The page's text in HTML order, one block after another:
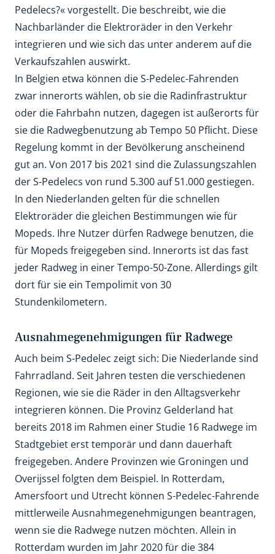
Pedelecs?« vorgestellt. Die beschreibt, wie die
Nachbarländer die Elektroräder in den Verkehr
integrieren und wie sich das unter anderem auf die
Verkaufszahlen auswirkt.
In Belgien etwa können die S-Pedelec-Fahrenden
zwar innerorts wählen, ob sie die Radinfrastruktur
oder die Fahrbahn nutzen, dagegen ist außerorts für
sie die Radwegbenutzung ab Tempo 50 Pflicht. Diese
Regelung kommt in der Bevölkerung anscheinend
gut an. Von 2017 bis 2021 sind die Zulassungszahlen
der S-Pedelecs von rund 5.300 auf 51.000 gestiegen.
In den Niederlanden gelten für die schnellen
Elektroräder die gleichen Bestimmungen wie für
Mopeds. Ihre Nutzer dürfen Radwege benutzen, die
für Mopeds freigegeben sind. Innerorts ist das fast
jeder Radweg in einer Tempo-50-Zone. Allerdings gilt
dort für sie ein Tempolimit von 30
Stundenkilometern.
Ausnahmegenehmigungen für Radwege
Auch beim S-Pedelec zeigt sich: Die Niederlande sind
Fahrradland. Seit Jahren testen die verschiedenen
Regionen, wie sie die Räder in den Alltagsverkehr
integrieren können. Die Provinz Gelderland hat
bereits 2018 im Rahmen einer Studie 16 Radwege im
Stadtgebiet erst temporär und dann dauerhaft
freigegeben. Andere Provinzen wie Groningen und
Overijssel folgten dem Beispiel. In Rotterdam,
Amersfoort und Utrecht können S-Pedelec-Fahrende
mittlerweile Ausnahmegenehmigungen beantragen,
wenn sie die Radwege nutzen möchten. Allein in
Rotterdam wurden im Jahr 2020 für die 384